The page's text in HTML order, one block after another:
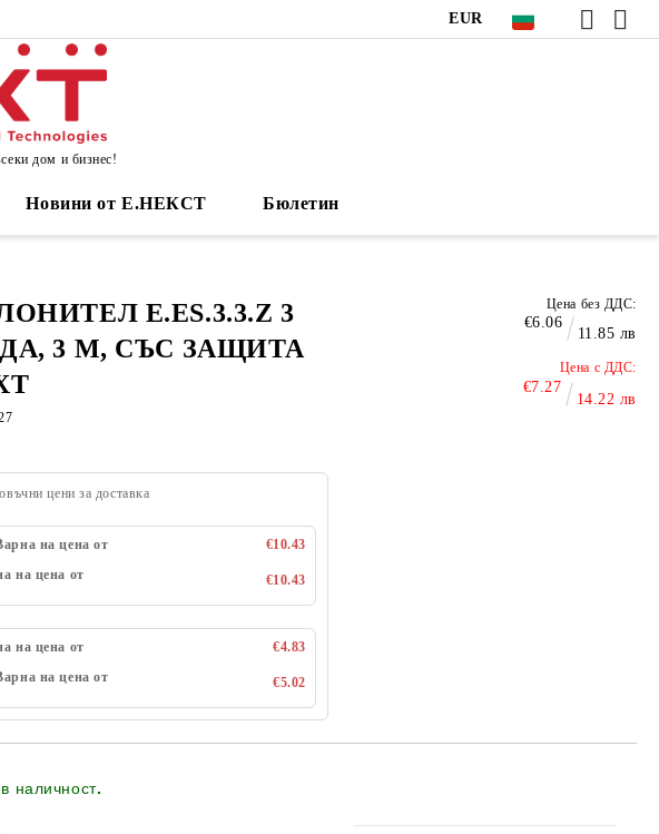
EUR
дом и бизнес!
Новини от Е.НЕКСТ Бюлетин
E.ES.3.3.Z 3
3 М, СЪС ЗАЩИТА
Цена без ДДС:
€6.06
11.85 лв
Цена с ДДС:
€7.27
14.22 лв
цени за доставка
на цена от
€10.43
на цена от
€10.43
на цена от
€4.83
на цена от
€5.02
в наличност.